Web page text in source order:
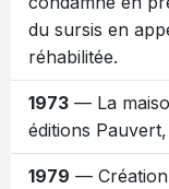
du sursis en
réhabilitée.
1973 — La
éditions
1979 — Création